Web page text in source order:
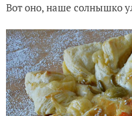
Вот оно, наше солнышко